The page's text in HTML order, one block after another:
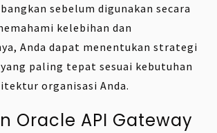
sebelum digunakan secara
kelebihan dan
Anda dapat menentukan strategi
paling tepat sesuai kebutuhan
organisasi Anda.
Oracle API Gateway